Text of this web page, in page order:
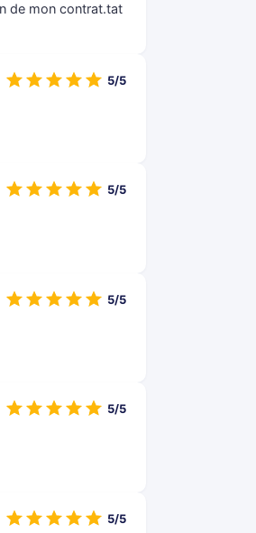
de mon contrat.tat
5/5
5/5
5/5
5/5
5/5